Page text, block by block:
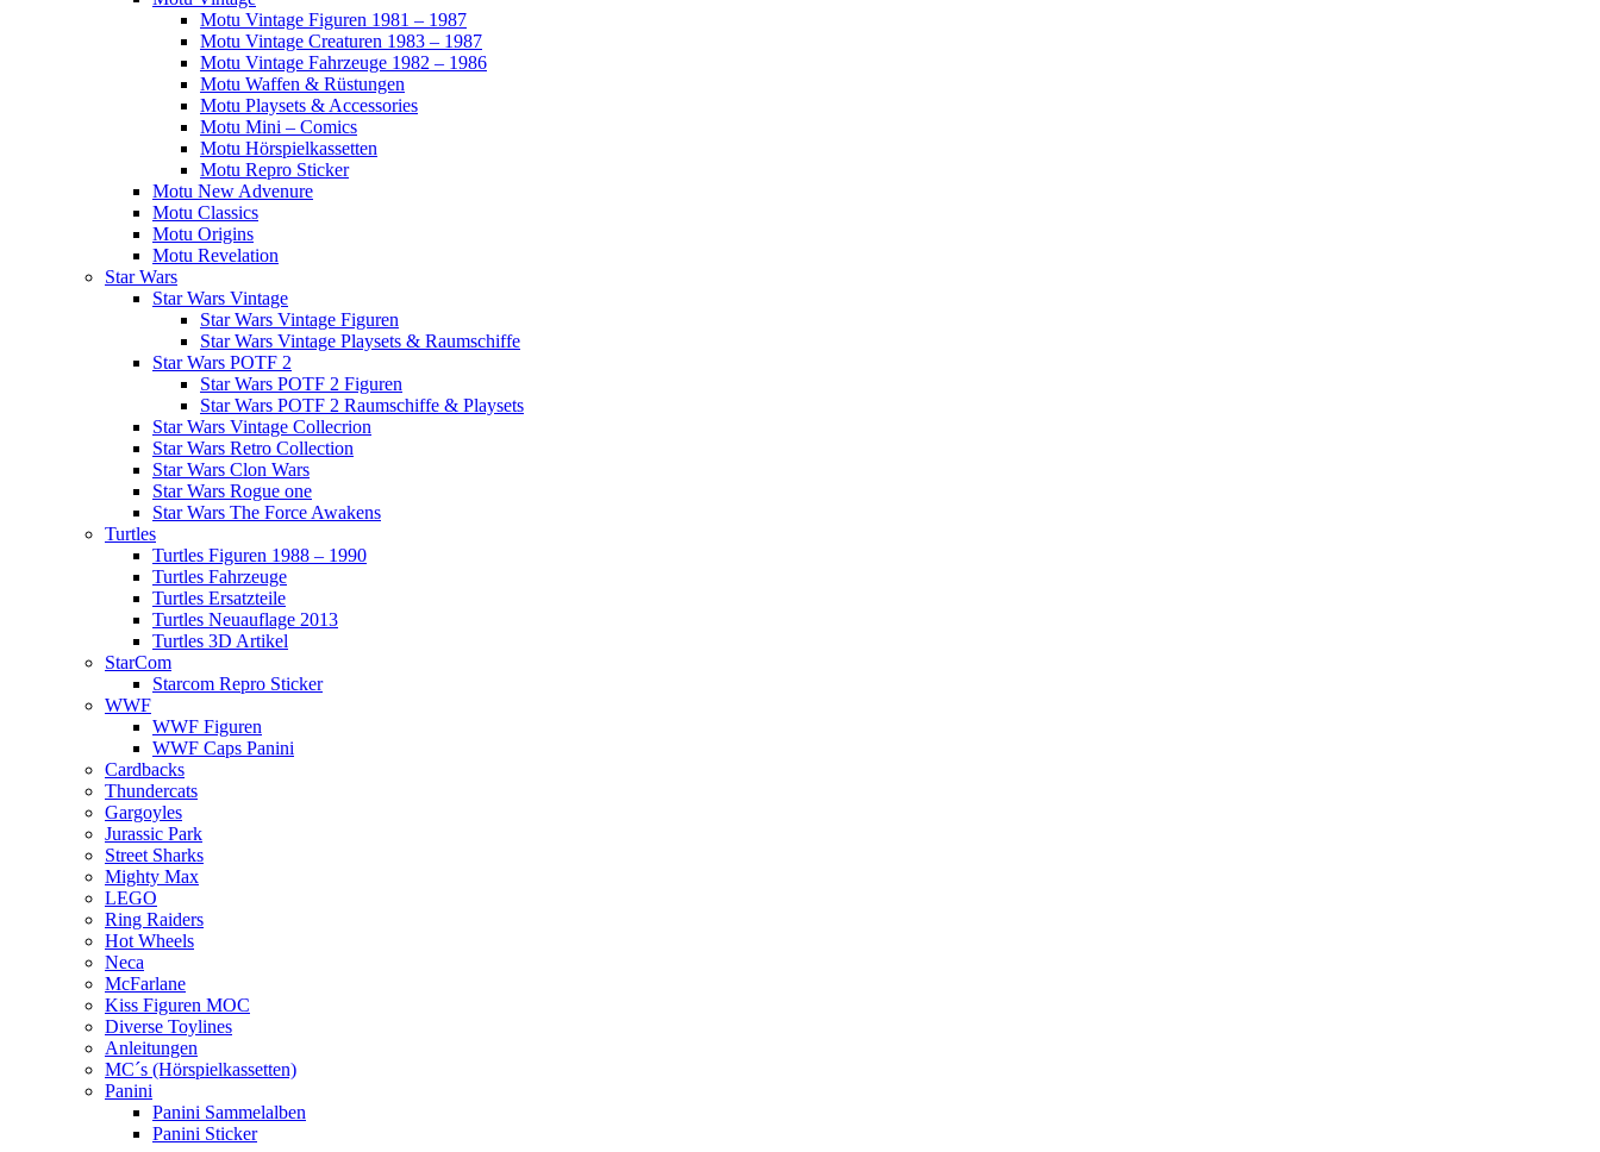
Motu Vintage Figuren 1981 – 1987
Motu Vintage Creaturen 1983 – 1987
Motu Vintage Fahrzeuge 1982 – 1986
Motu Waffen & Rüstungen
Motu Playsets & Accessories
Motu Mini – Comics
Motu Hörspielkassetten
Motu Repro Sticker
Motu New Advenure
Motu Classics
Motu Origins
Motu Revelation
Star Wars
Star Wars Vintage
Star Wars Vintage Figuren
Star Wars Vintage Playsets & Raumschiffe
Star Wars POTF 2
Star Wars POTF 2 Figuren
Star Wars POTF 2 Raumschiffe & Playsets
Star Wars Vintage Collecrion
Star Wars Retro Collection
Star Wars Clon Wars
Star Wars Rogue one
Star Wars The Force Awakens
Turtles
Turtles Figuren 1988 – 1990
Turtles Fahrzeuge
Turtles Ersatzteile
Turtles Neuauflage 2013
Turtles 3D Artikel
StarCom
Starcom Repro Sticker
WWF
WWF Figuren
WWF Caps Panini
Cardbacks
Thundercats
Gargoyles
Jurassic Park
Street Sharks
Mighty Max
LEGO
Ring Raiders
Hot Wheels
Neca
McFarlane
Kiss Figuren MOC
Diverse Toylines
Anleitungen
MC´s (Hörspielkassetten)
Panini
Panini Sammelalben
Panini Sticker